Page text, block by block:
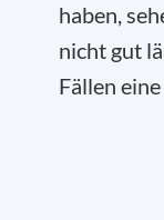
haben,
nicht gut
Fällen